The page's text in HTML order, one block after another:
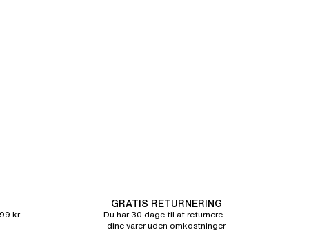
kr.
GRATIS RETURNERING
Du har 30 dage til at returnere
dine varer uden omkostninger